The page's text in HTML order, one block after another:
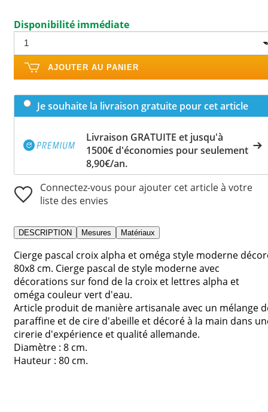
Disponibilité immédiate
AJOUTER AU PANIER
Je souhaite la livraison gratuite pour cet article
Livraison GRATUITE et jusqu'à
1500€ d'économies pour seulement
8,90€/an.
Connectez-vous pour ajouter cet article à votre
liste des envies
DESCRIPTION Mesures Matériaux
Cierge pascal croix alpha et oméga style moderne
80x8 cm. Cierge pascal de style moderne avec
décorations sur fond de la croix et lettres alpha et
oméga couleur vert d'eau.
Article produit de manière artisanale avec un mélange
paraffine et de cire d'abeille et décoré à la main dans
cirerie d'expérience et qualité allemande.
Diamètre : 8 cm.
Hauteur : 80 cm.